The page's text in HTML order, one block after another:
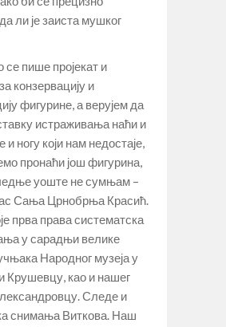
ли је заиста мушког
се пише пројекат и
конзервацију и
фигурине, а верујем да
истраживања наћи и
и ногу који нам недостаје,
пронаћи још фигурина,
уоште не сумњам –
Сања Црнобрња Красић.
прва права систематска
у сарадњи велике
Народног музеја у
Крушевцу, као и нашег
Следе и
снимања Виткова. Наш